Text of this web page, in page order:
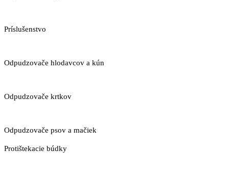
Príslušenstvo
Odpudzovače hlodavcov a kún
Odpudzovače krtkov
Odpudzovače psov a mačiek
Protištekacie búdky